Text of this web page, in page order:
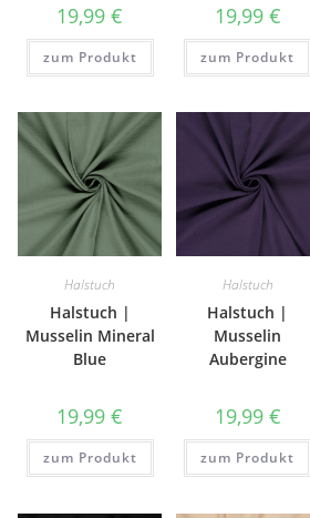
19,99€
zum Produkt
19,99 €
zum Produkt
Halstuch
Halstuch |
Musselin Mineral
Blue
19,99€
zum Produkt
Halstuch
Halstuch |
Musselin
Aubergine
19,99 €
zum Produkt